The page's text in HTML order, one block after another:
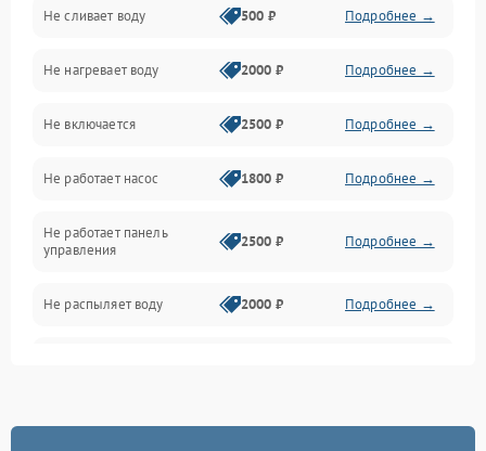
Электропитание
Датчики
Нагрев
Вода
Гигиена
Программное обеспечение
Не сливает воду 500 ₽ Подробнее →
Не нагревает воду 2000 ₽ Подробнее →
Не включается 2500 ₽ Подробнее →
Не работает насос 1800 ₽ Подробнее →
Не работает панель
управления
2500 ₽ Подробнее →
Не распыляет воду 2000 ₽ Подробнее →
Проблемы с набором